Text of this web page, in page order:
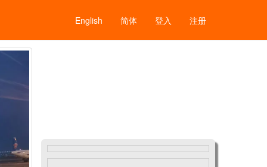
English 简体 登入 注册